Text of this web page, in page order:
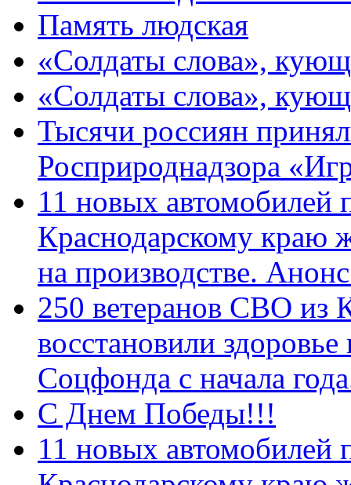
Память людская
«Солдаты слова»,
«Солдаты слова»,
Тысячи россиян
Росприроднадзора
11 новых автомобилей
Краснодарскому краю
на производстве.
250 ветеранов СВО из
восстановили
Соцфонда с начала
С Днем Победы!!!
11 новых автомобилей